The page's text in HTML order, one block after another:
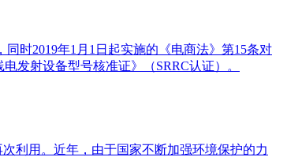
时2019年1月1日起实施的《电商法》第15条对
发射设备型号核准证》（SRRC认证）。
利用。近年，由于国家不断加强环境保护的力